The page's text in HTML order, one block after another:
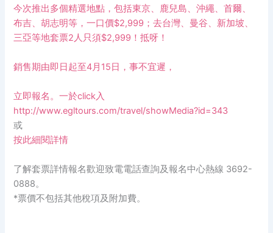
今次推出多個精選地點，包括東京、鹿兒島、沖繩、首爾、
布吉、胡志明等，一口價$2,999；去台灣、曼谷、新加坡、
三亞等地套票2人只須$2,999！抵呀！
銷售期由即日起至4月15日，事不宜遲，
立即報名。一於click入
http://www.egltours.com/travel/showMedia?id=343
或
按此細閱詳情
了解套票詳情報名歡迎致電電話查詢及報名中心熱線 3692-
0888。
*票價不包括其他稅項及附加費。